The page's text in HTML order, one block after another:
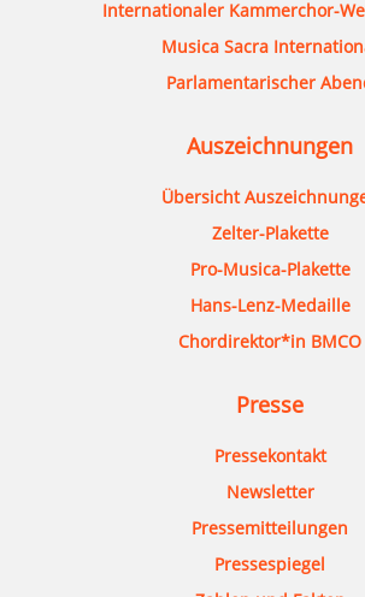
Internationaler Kammerchor-
Musica Sacra
Parlamentarischer
Auszeichnungen
Übersicht
Zelter-Plakette
Pro-Musica-Plakette
Hans-Lenz-Medaille
Chordirektor*in BMCO
Presse
Pressekontakt
Newsletter
Pressemitteilungen
Pressespiegel